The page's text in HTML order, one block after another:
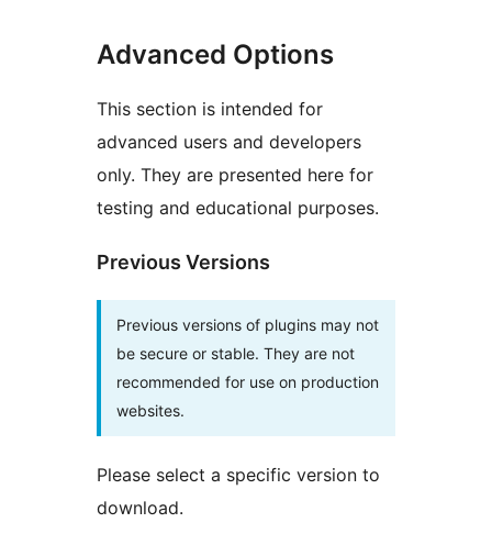
Advanced Options
This section is intended for
advanced users and developers
only. They are presented here for
testing and educational purposes.
Previous Versions
Previous versions of plugins may not
be secure or stable. They are not
recommended for use on production
websites.
Please select a specific version to
download.